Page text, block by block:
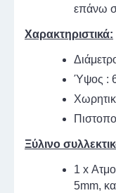
επάνω
Χαρακτηριστικά:
Ύψος :
Ξύλινο
1 x
5mm,